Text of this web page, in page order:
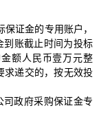
证金的专用账户，
到账截止时间为投标
额人民币壹万元整
求递交的，按无效投
司政府采购保证金专